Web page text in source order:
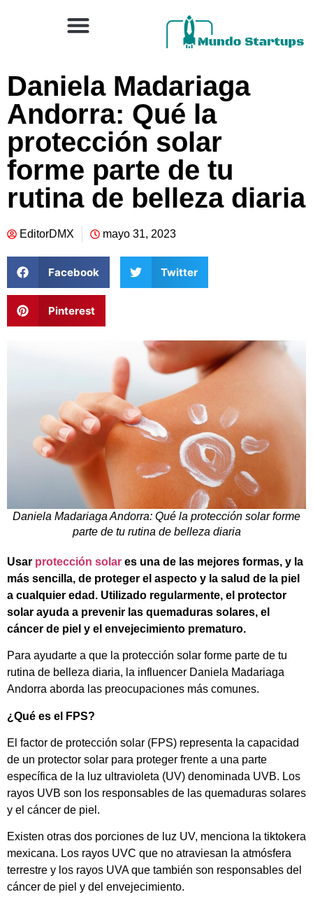
Daniela Madariaga
Andorra: Qué la
protección solar
forme parte de tu
rutina de belleza diaria
EditorDMX mayo 31, 2023
Facebook Twitter
Pinterest
Daniela Madariaga Andorra: Qué la protección solar forme
parte de tu rutina de belleza diaria
Usar protección solar es una de las mejores formas, y la
más sencilla, de proteger el aspecto y la salud de la piel
a cualquier edad. Utilizado regularmente, el protector
solar ayuda a prevenir las quemaduras solares, el
cáncer de piel y el envejecimiento prematuro.
Para ayudarte a que la protección solar forme parte de tu
rutina de belleza diaria, la influencer Daniela Madariaga
Andorra aborda las preocupaciones más comunes.
¿Qué es el FPS?
El factor de protección solar (FPS) representa la capacidad
de un protector solar para proteger frente a una parte
específica de la luz ultravioleta (UV) denominada UVB. Los
rayos UVB son los responsables de las quemaduras solares
y el cáncer de piel.
Existen otras dos porciones de luz UV, menciona la tiktokera
mexicana. Los rayos UVC que no atraviesan la atmósfera
terrestre y los rayos UVA que también son responsables del
cáncer de piel y del envejecimiento.